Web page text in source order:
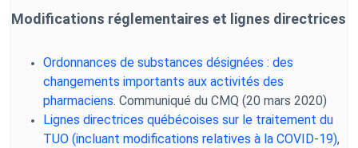
Modifications réglementaires et lignes directrices
Ordonnances de substances désignées : des
changements importants aux activités des
pharmaciens. Communiqué du CMQ (20 mars 2020)
Lignes directrices québécoises sur le traitement du
TUO (incluant modifications relatives à la COVID-19),